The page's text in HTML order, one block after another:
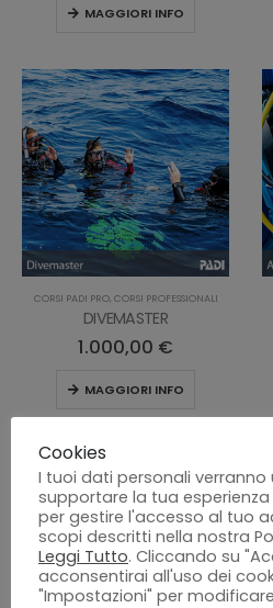
MAGGIORI INFO
CORSI PADI PRO, CORSI PROFESSIONALI
DIVEMASTER
1.000,00 €
MAGGIORI INFO
Cookies
I tuoi dati personali verranno
supportare la tua
per gestire l'accesso al tuo
scopi descritti nella nostra
Leggi Tutto. Cliccando su
acconsentirai all'uso dei
"Impostazioni" per